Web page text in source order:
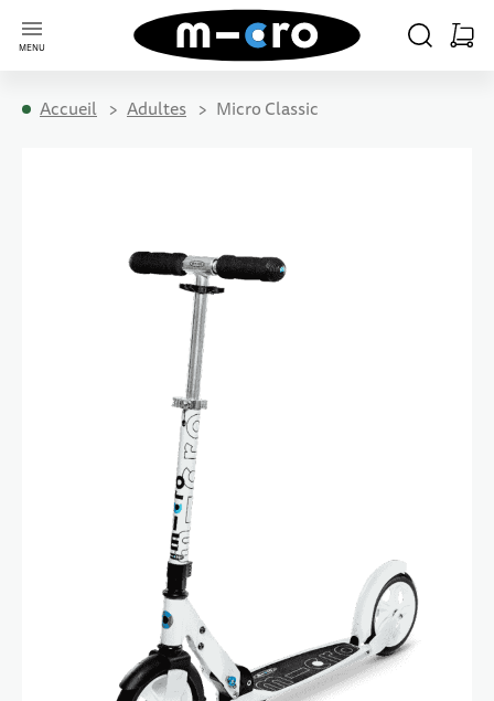
MENU
Aller à la page d'accueil
CHERCHER
Accueil Adultes Micro Classic